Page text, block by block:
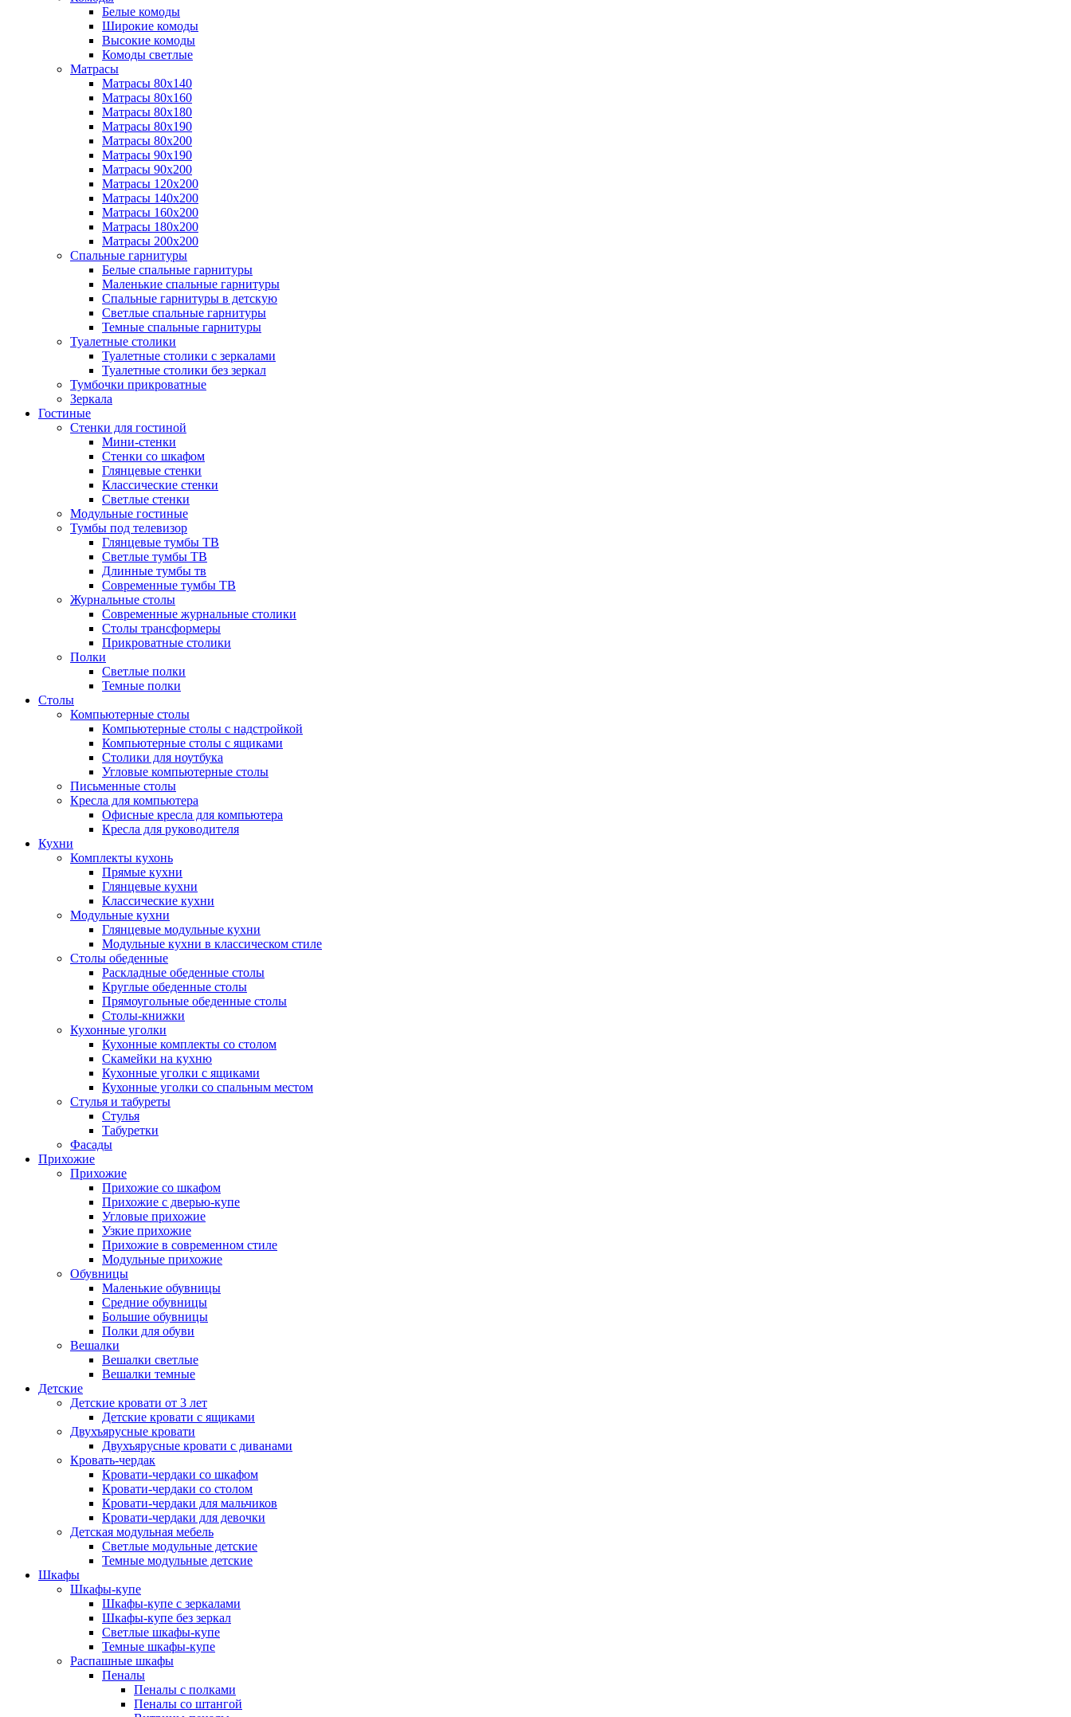
Белые комоды
Широкие комоды
Высокие комоды
Комоды светлые
Матрасы
Матрасы 80х140
Матрасы 80х160
Матрасы 80х180
Матрасы 80х190
Матрасы 80х200
Матрасы 90х190
Матрасы 90х200
Матрасы 120х200
Матрасы 140х200
Матрасы 160х200
Матрасы 180х200
Матрасы 200х200
Спальные гарнитуры
Белые спальные гарнитуры
Маленькие спальные гарнитуры
Спальные гарнитуры в детскую
Светлые спальные гарнитуры
Темные спальные гарнитуры
Туалетные столики
Туалетные столики с зеркалами
Туалетные столики без зеркал
Тумбочки прикроватные
Зеркала
Гостиные
Стенки для гостиной
Мини-стенки
Стенки со шкафом
Глянцевые стенки
Классические стенки
Светлые стенки
Модульные гостиные
Тумбы под телевизор
Глянцевые тумбы ТВ
Светлые тумбы ТВ
Длинные тумбы тв
Современные тумбы ТВ
Журнальные столы
Современные журнальные столики
Столы трансформеры
Прикроватные столики
Полки
Светлые полки
Темные полки
Столы
Компьютерные столы
Компьютерные столы с надстройкой
Компьютерные столы с ящиками
Столики для ноутбука
Угловые компьютерные столы
Письменные столы
Кресла для компьютера
Офисные кресла для компьютера
Кресла для руководителя
Кухни
Комплекты кухонь
Прямые кухни
Глянцевые кухни
Классические кухни
Модульные кухни
Глянцевые модульные кухни
Модульные кухни в классическом стиле
Столы обеденные
Раскладные обеденные столы
Круглые обеденные столы
Прямоугольные обеденные столы
Столы-книжки
Кухонные уголки
Кухонные комплекты со столом
Скамейки на кухню
Кухонные уголки с ящиками
Кухонные уголки со спальным местом
Стулья и табуреты
Стулья
Табуретки
Фасады
Прихожие
Прихожие
Прихожие со шкафом
Прихожие с дверью-купе
Угловые прихожие
Узкие прихожие
Прихожие в современном стиле
Модульные прихожие
Обувницы
Маленькие обувницы
Средние обувницы
Большие обувницы
Полки для обуви
Вешалки
Вешалки светлые
Вешалки темные
Детские
Детские кровати от 3 лет
Детские кровати с ящиками
Двухъярусные кровати
Двухъярусные кровати с диванами
Кровать-чердак
Кровати-чердаки со шкафом
Кровати-чердаки со столом
Кровати-чердаки для мальчиков
Кровати-чердаки для девочки
Детская модульная мебель
Светлые модульные детские
Темные модульные детские
Шкафы
Шкафы-купе
Шкафы-купе с зеркалами
Шкафы-купе без зеркал
Светлые шкафы-купе
Темные шкафы-купе
Распашные шкафы
Пеналы
Пеналы с полками
Пеналы со штангой